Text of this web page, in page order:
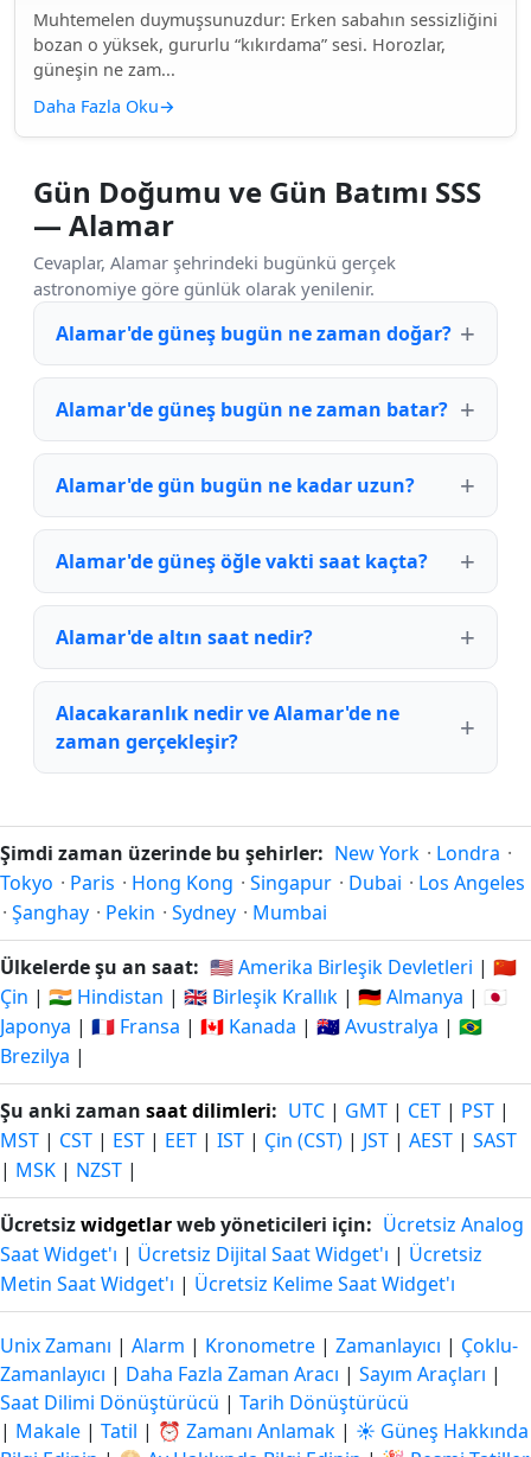
Muhtemelen duymuşsunuzdur: Erken sabahın sessizliğini
bozan o yüksek, gururlu “kıkırdama” sesi. Horozlar,
güneşin ne zam...
Daha Fazla Oku→
Gün Doğumu ve Gün Batımı SSS
— Alamar
Cevaplar, Alamar şehrindeki bugünkü gerçek
astronomiye göre günlük olarak yenilenir.
Alamar'de güneş bugün ne zaman doğar?
Alamar'de güneş bugün ne zaman batar?
Alamar'de gün bugün ne kadar uzun?
Alamar'de güneş öğle vakti saat kaçta?
Alamar'de altın saat nedir?
Alacakaranlık nedir ve Alamar'de ne
zaman gerçekleşir?
Şimdi zaman üzerinde bu şehirler: New York · Londra ·
Tokyo · Paris · Hong Kong · Singapur · Dubai · Los Angeles
· Şanghay · Pekin · Sydney · Mumbai
Ülkelerde şu an saat: 🇺🇸 Amerika Birleşik Devletleri | 🇨🇳
Çin | 🇮🇳 Hindistan | 🇬🇧 Birleşik Krallık | 🇩🇪 Almanya | 🇯🇵
Japonya | 🇫🇷 Fransa | 🇨🇦 Kanada | 🇦🇺 Avustralya | 🇧🇷
Brezilya |
Şu anki zaman saat dilimleri: UTC | GMT | CET | PST |
MST | CST | EST | EET | IST | Çin (CST) | JST | AEST | SAST
| MSK | NZST |
Ücretsizwidgetlarweb yöneticileri için: Ücretsiz Analog
Saat Widget'ı | Ücretsiz Dijital Saat Widget'ı | Ücretsiz
Metin Saat Widget'ı | Ücretsiz Kelime Saat Widget'ı
Unix Zamanı | Alarm | Kronometre | Zamanlayıcı | Çoklu-
Zamanlayıcı | Daha Fazla Zaman Aracı | Sayım Araçları |
Saat Dilimi Dönüştürücü | Tarih Dönüştürücü
| Makale | Tatil | ⏰ Zamanı Anlamak | ☀️ Güneş Hakkında